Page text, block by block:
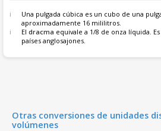
Una pulgada cúbica es un cubo de una
aproximadamente 16 mililitros.
El dracma equivale a 1/8 de onza líquida.
países anglosajones.
Otras conversiones de unidades
volúmenes